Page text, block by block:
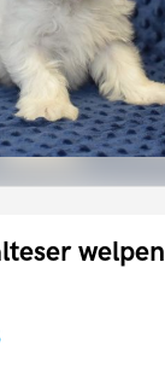
welpen